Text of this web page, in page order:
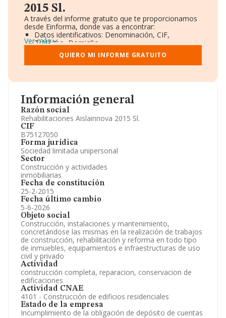
Información general
Razón social
Rehabilitaciones Aislainnova 2015 Sl.
CIF
B75127050
Forma jurídica
Sociedad limitada unipersonal
Sector
Construcción y actividades
inmobiliarias
Fecha de constitución
25-2-2015
Fecha último cambio
5-6-2026
Objeto social
Construcción, instalaciones y mantenimiento,
concretándose las mismas en la realización de trabajos
de construcción, rehabilitación y reforma en todo tipo
de inmuebles, equipamientos e infraestructuras de uso
civil y privado
Actividad
construcción completa, reparacion, conservacion de
edificaciones
Actividad CNAE
4101 - Construcción de edificios residenciales
Estado de la empresa
Incumplimiento de la obligación de depósito de cuentas
2015 Sl.
A través del informe gratuito que te proporcionamos
desde Einforma, donde vas a encontrar:
Datos identificativos: Denominación, CIF,
Teléfono, Domicilio.
Informe Mercantil Completo (BORME).
Gráficos de Evolución Ventas y Empleados.
Consejo de Administración y Administradores.
Accionistas.
Artículos de prensa publicados sobre la empresa.
Información oficial y registral complementaria.
Ver más
QUIERO MI INFORME GRATUITO